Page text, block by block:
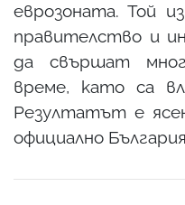
еврозоната. Той
правителство и
да свършат
време, като са
Резултатът е
официално